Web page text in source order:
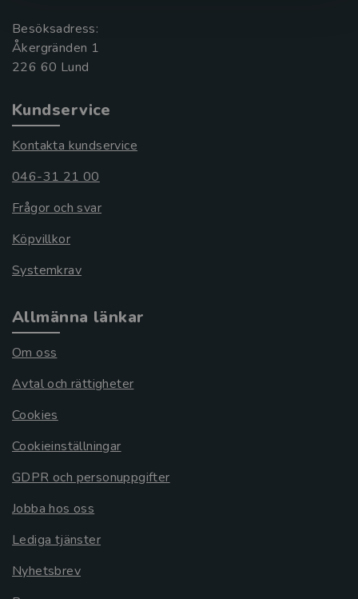
Besöksadress:
Åkergränden 1
Kundservice
Kontakta kundservice
046-31 21 00
Frågor och svar
Köpvillkor
Systemkrav
Allmänna länkar
Om oss
Avtal och rättigheter
Cookies
Cookieinställningar
GDPR och personuppgifter
Jobba hos oss
Lediga tjänster
Nyhetsbrev